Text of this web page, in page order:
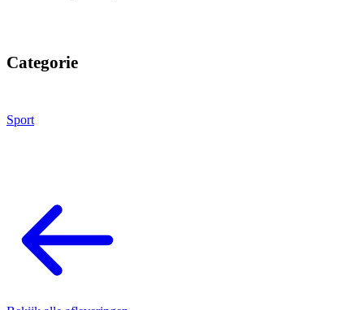
Categorie
Sport